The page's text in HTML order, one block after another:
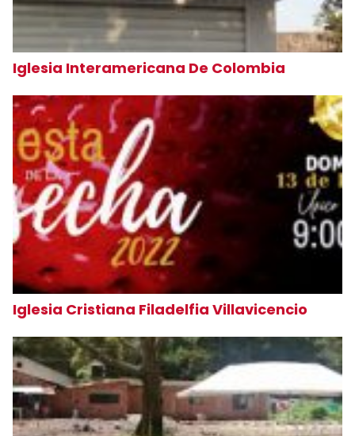
Iglesia Interamericana De Colombia
Iglesia Cristiana Filadelfia Villavicencio